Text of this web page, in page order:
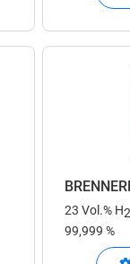
23 Vol.% H2
99,999 %